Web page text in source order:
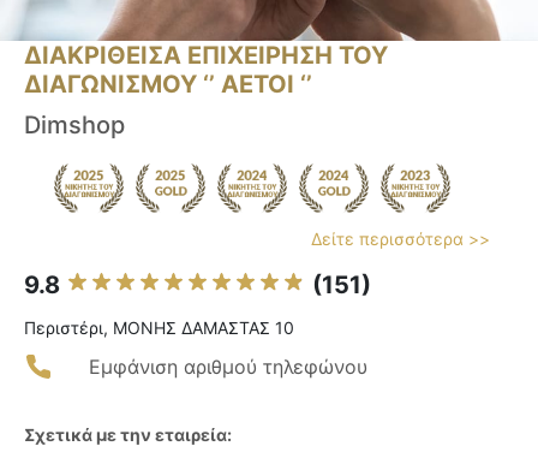
ΔΙΑΚΡΙΘΕΙΣΑ ΕΠΙΧΕΙΡΗΣΗ ΤΟΥ
ΔΙΑΓΩΝΙΣΜΟΥ ‘’ ΑΕΤΟΙ ‘’
Dimshop
Δείτε περισσότερα >>
9.8 (151)
Περιστέρι, ΜΟΝΗΣ ΔΑΜΑΣΤΑΣ 10
Εμφάνιση αριθμού τηλεφώνου
Σχετικά με την εταιρεία: